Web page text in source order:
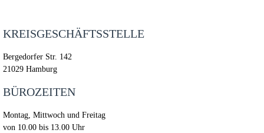
KREISGESCHÄFTSSTELLE
Bergedorfer Str. 142
21029 Hamburg
BÜROZEITEN
Montag, Mittwoch und Freitag
von 10.00 bis 13.00 Uhr